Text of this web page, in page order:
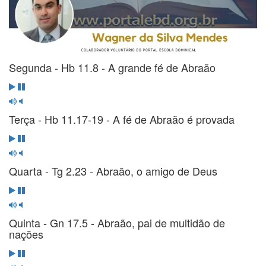
Segunda - Hb 11.8 - A grande fé de Abraão
Terça - Hb 11.17-19 - A fé de Abraão é provada
Quarta - Tg 2.23 - Abraão, o amigo de Deus
Quinta - Gn 17.5 - Abraão, pai de multidão de
nações